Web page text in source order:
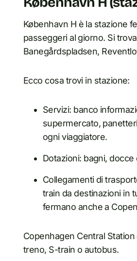
København H è la stazione
passeggeri al giorno. Si
Banegårdspladsen,
Ecco cosa trovi in stazione:
Servizi: banco
supermercato,
ogni viaggiatore.
Dotazioni: bagni, docce
Collegamenti di
train da destinazioni in
fermano anche a
Copenhagen Central
treno, S-train o autobus.